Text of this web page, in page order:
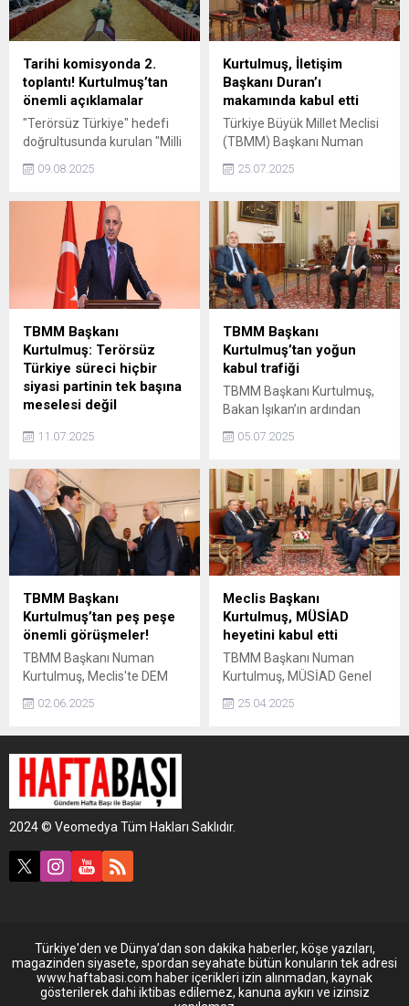
haberini aldık. Hakikaten
içimiz kan ağlıyor, gerçekten
büyük ve derin bir acı
içerisindeyiz. Milletimizin
başı sağ olsun. Üç öğrenci
arkadaşımız bu saldırıda
vefat ettiler. Bu...
Tarihi komisyonda 2.
toplantı! Kurtulmuş’tan
önemli açıklamalar
"Terörsüz Türkiye" hedefi
doğrultusunda kurulan "Milli
Demokrasi Komisyonu"
Komisyona başkanlık eden
TBMM Başkanı Numan
Kurtulmuş, toplantı öncesi
açıklamalarda bulundu.
09.08.2025
Kurtulmuş, İletişim
Başkanı Duran’ı
makamında kabul etti
Türkiye Büyük Millet Meclisi
(TBMM) Başkanı Numan
Burhanettin Duran'ı
25.07.2025
TBMM Başkanı
Kurtulmuş: Terörsüz
Türkiye süreci hiçbir
siyasi partinin tek başına
meselesi değil
Kurtulmuş, ‘Terörsüz
siyasi partinin tek başına
meselesi olmadığını
vurgulayarak, “Bu süreç
Türkiye'nin meselesidir,
başarılı olursa bütün Türkiye
başarılı olmuş olacak” dedi.
11.07.2025
TBMM Başkanı
Kurtulmuş’tan yoğun
kabul trafiği
TBMM Başkanı Kurtulmuş,
Bakan Işıkan’ın ardından
Özdemir ve beraberindeki
05.07.2025
TBMM Başkanı
Kurtulmuş’tan peş peşe
önemli görüşmeler!
TBMM Başkanı Numan
Kurtulmuş, Meclis'te DEM
Parti ve İYİ Parti ziyaretinin
ardından Yeni Yol Partisi ile
açıklamalarda bulunuyor.
02.06.2025
Meclis Başkanı
Kurtulmuş, MÜSİAD
heyetini kabul etti
TBMM Başkanı Numan
Kurtulmuş, MÜSİAD Genel
Başkanı Mahmut Asmalı ve
beraberindeki heyeti kabul
25.04.2025
2024 © Veomedya Tüm Hakları Saklıdır.
Türkiye'den ve Dünya’dan son dakika haberler, köşe yazıları,
magazinden siyasete, spordan seyahate bütün konuların tek adresi
www.haftabasi.com haber içerikleri izin alınmadan, kaynak
gösterilerek dahi iktibas edilemez, kanuna aykırı ve izinsiz